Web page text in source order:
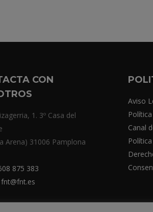
CON
1. 3º Casa del
Arena) 31006 Pamplona
875 383
fnt@fnt.es
Aviso
Canal